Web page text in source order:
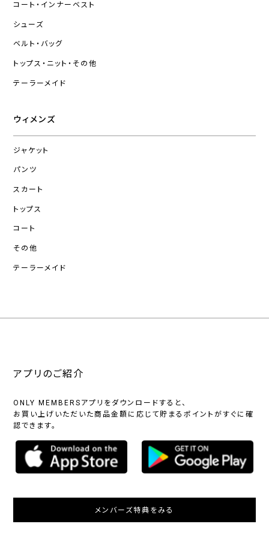
コート・インナーベスト
シューズ
ベルト・バッグ
トップス・ニット・その他
テーラーメイド
ウィメンズ
ジャケット
パンツ
スカート
トップス
コート
その他
テーラーメイド
アプリのご紹介
ONLY MEMBERSアプリをダウンロードすると、
お買い上げいただいた商品金額に応じて貯まるポイントがすぐに確
認できます。
メンバーズ特典をみる